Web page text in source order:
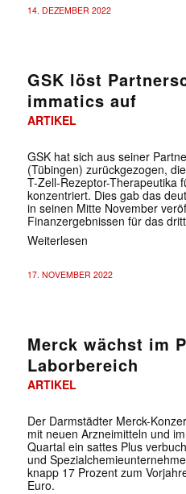
14. DEZEMBER 2022
GSK löst
immatics auf
ARTIKEL
GSK hat sich aus seiner
(Tübingen) zurückgezogen,
T-Zell-Rezeptor-Therapeutika
konzentriert. Dies gab das
in seinen Mitte November
Finanzergebnissen für das
Weiterlesen
17. NOVEMBER 2022
Merck wächst im
Laborbereich
ARTIKEL
Der Darmstädter Merck-
mit neuen Arzneimitteln und
Quartal ein sattes Plus
und
knapp 17 Prozent zum
Euro.